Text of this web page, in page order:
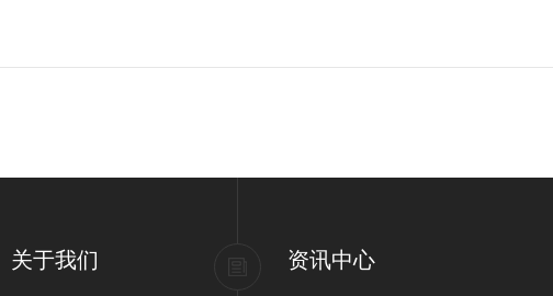
关于我们 资讯中心